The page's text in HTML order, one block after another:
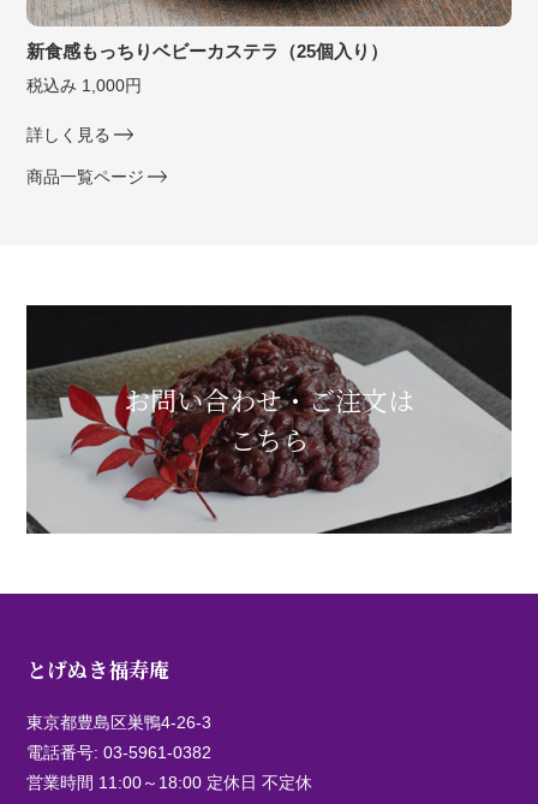
新食感もっちりベビーカステラ（25個入り）
税込み 1,000円
詳しく見る
商品一覧ページ
お問い合わせ・ご注文は
こちら
とげぬき福寿庵
東京都豊島区巣鴨4-26-3
電話番号:03-5961-0382
営業時間 11:00～18:00 定休日 不定休